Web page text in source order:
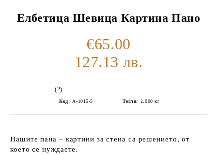
Елбетица Шевица Картина Пано
€65.00
127.13 лв.
(2)
Код: А-1015-5 Тегло: 2.000 кг
Нашите пана – картини за стена са решението, от
което се нуждаете.